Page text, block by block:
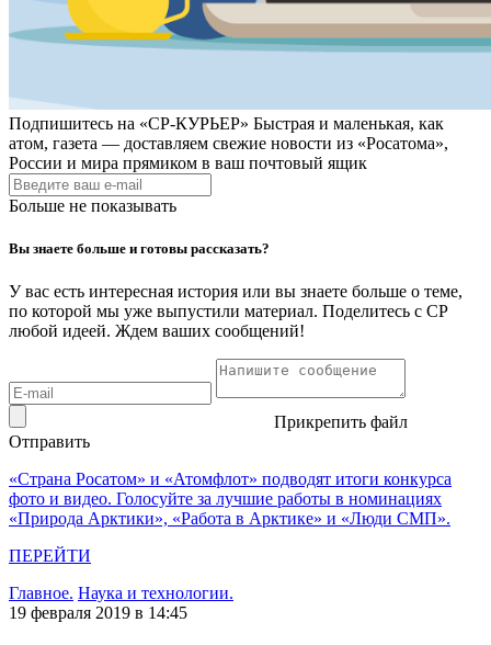
Подпишитесь на «СР-КУРЬЕР» Быстрая и маленькая, как
атом, газета — доставляем свежие новости из «Росатома»,
России и мира прямиком в ваш почтовый ящик
Больше не показывать
Вы знаете больше и готовы рассказать?
У вас есть интересная история или вы знаете больше о теме,
по которой мы уже выпустили материал. Поделитесь с СР
любой идеей. Ждем ваших сообщений!
Прикрепить файл
Отправить
«Страна Росатом» и «Атомфлот» подводят итоги конкурса
фото и видео. Голосуйте за лучшие работы в номинациях
«Природа Арктики», «Работа в Арктике» и «Люди СМП».
ПЕРЕЙТИ
Главное. Наука и технологии.
19 февраля 2019 в 14:45